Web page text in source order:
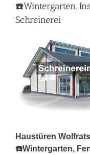
☎️Wintergarten,
Schreinerei
Haustüren
☎️Wintergarten,